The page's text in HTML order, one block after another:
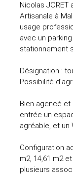
Nicolas
Artisanale à
usage
avec un
stationnement
Désignation :
Possibilité
Bien agencé
entrée un
agréable, et un
Configuration
m2, 14,61 m2
plusieurs